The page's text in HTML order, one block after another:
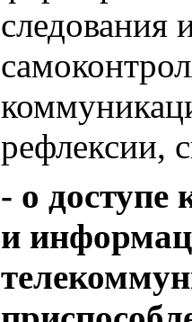
следования
рефлексии,
- о
и